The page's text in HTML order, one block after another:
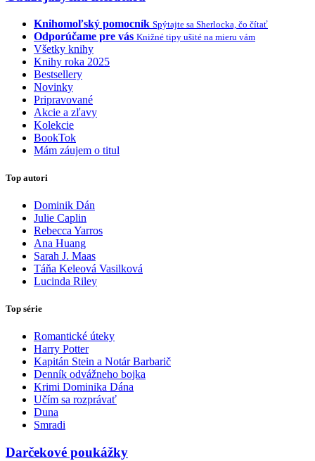
Knihomoľský pomocník Spýtajte sa Sherlocka, čo čítať
Odporúčame pre vás Knižné tipy ušité na mieru vám
Všetky knihy
Knihy roka 2025
Bestsellery
Novinky
Pripravované
Akcie a zľavy
Kolekcie
BookTok
Mám záujem o titul
Top autori
Dominik Dán
Julie Caplin
Rebecca Yarros
Ana Huang
Sarah J. Maas
Táňa Keleová Vasilková
Lucinda Riley
Top série
Romantické úteky
Harry Potter
Kapitán Stein a Notár Barbarič
Denník odvážneho bojka
Krimi Dominika Dána
Učím sa rozprávať
Duna
Smradi
Darčekové poukážky